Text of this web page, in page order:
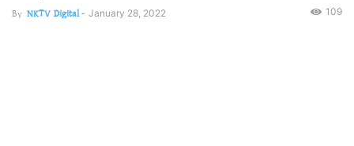
By NKTV Digital- January 28, 2022 109